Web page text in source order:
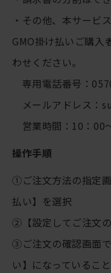
・その他、本サービ
GMO掛け払いご購入
わせください。
専用電話番号：
メールアドレス：
営業時間：10：00
操作手順
①ご注文方法の指定
払い】を選択
②【設定してご注文
③ご注文の確認画面
い】になっているこ